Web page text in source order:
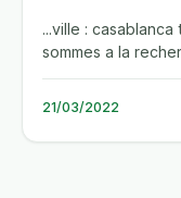
...ville :
sommes a la
nouaceur,...
21/03/2022